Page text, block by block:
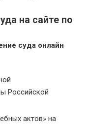
на сайте по
суда онлайн
Российской
актов» на